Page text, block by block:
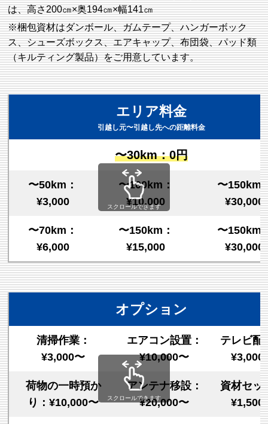
は、高さ200㎝×奥194㎝×幅141㎝
※梱包資材はダンボール、ガムテープ、ハンガーボック
ス、シューズボックス、エアキャップ、布団袋、パッド類
（キルティング製品）をご用意しています。
エリア料金
引越し元〜引越し先への距離料金
〜30km：0円
〜50km：
¥3,000
〜100km：
¥10,000
〜150km
¥30,000
〜70km：
¥6,000
〜150km：
¥15,000
〜150km
¥30,000
スクロールできます
オプション
清掃作業：
¥3,000〜
エアコン設置：
¥10,000〜
テレビ配
¥3,000
荷物の一時預か
り：¥10,000〜
アンテナ移設：
¥20,000〜
資材セッ
¥1,500
スクロールできます